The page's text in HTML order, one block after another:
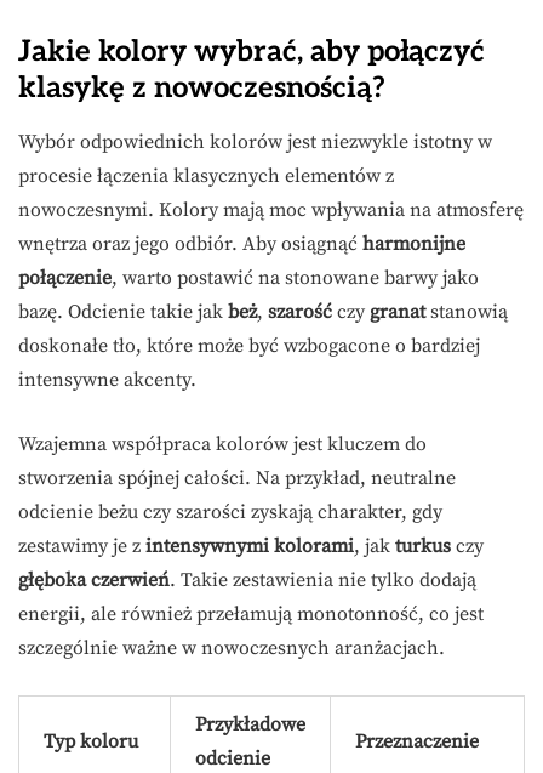
Jakie kolory wybrać, aby połączyć
klasykę z nowoczesnością?
Wybór odpowiednich kolorów jest niezwykle istotny w
procesie łączenia klasycznych elementów z
nowoczesnymi. Kolory mają moc wpływania na atmosferę
wnętrza oraz jego odbiór. Aby osiągnąć harmonijne
połączenie, warto postawić na stonowane barwy jako
bazę. Odcienie takie jak beż, szarość czy granatstanowią
doskonałe tło, które może być wzbogacone o bardziej
intensywne akcenty.
Wzajemna współpraca kolorów jest kluczem do
stworzenia spójnej całości. Na przykład, neutralne
odcienie beżu czy szarości zyskają charakter, gdy
zestawimy je z intensywnymi kolorami, jak turkus czy
głęboka czerwień. Takie zestawienia nie tylko dodają
energii, ale również przełamują monotonność, co jest
szczególnie ważne w nowoczesnych aranżacjach.
Typ koloru
Przykładowe
odcienie
Przeznaczenie